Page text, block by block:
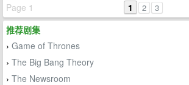
Page 1
1 2 3
推荐剧集
› Game of Thrones
› The Big Bang Theory
› The Newsroom